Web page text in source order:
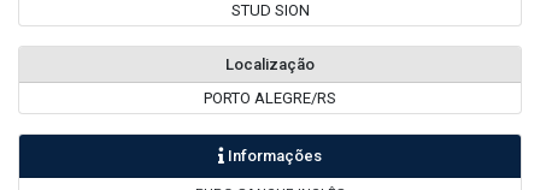
STUD SION
Localização
PORTO ALEGRE/RS
Informações